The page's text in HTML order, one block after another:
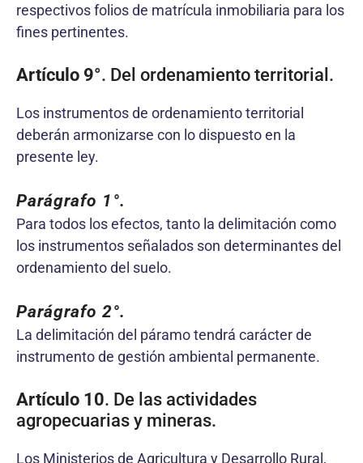
respectivos folios de matrícula inmobiliaria para los
fines pertinentes.
Artículo 9°. Del ordenamiento territorial.
Los instrumentos de ordenamiento territorial
deberán armonizarse con lo dispuesto en la
presente ley.
Parágrafo 1°.
Para todos los efectos, tanto la delimitación como
los instrumentos señalados son determinantes del
ordenamiento del suelo.
Parágrafo 2°.
La delimitación del páramo tendrá carácter de
instrumento de gestión ambiental permanente.
Artículo 10. De las actividades
agropecuarias y mineras.
Los Ministerios de Agricultura y Desarrollo Rural,